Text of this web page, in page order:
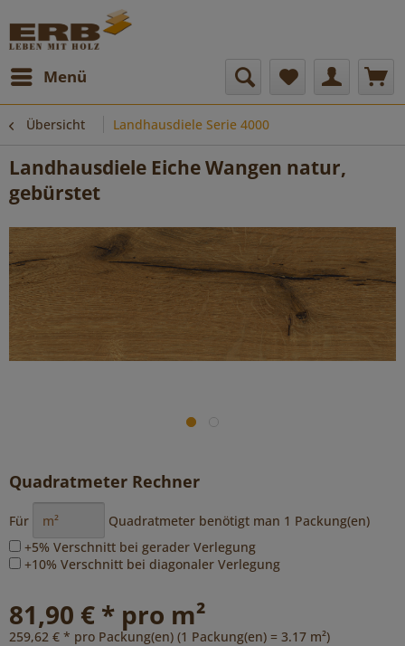
Menü
Übersicht Landhausdiele Serie 4000
Landhausdiele Eiche Wangen natur,
gebürstet
Quadratmeter Rechner
Für Quadratmeter benötigt man 1 Packung(en)
+5% Verschnitt bei gerader Verlegung
+10% Verschnitt bei diagonaler Verlegung
81,90 € * pro m²
259,62 € * pro Packung(en) (1 Packung(en) = 3.17 m²)